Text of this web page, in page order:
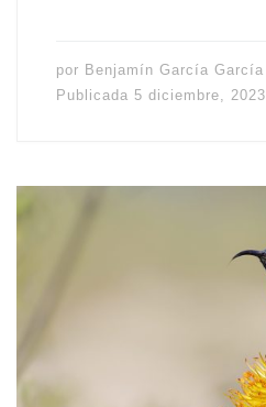
por Benjamín García García
Publicada 5 diciembre, 2023